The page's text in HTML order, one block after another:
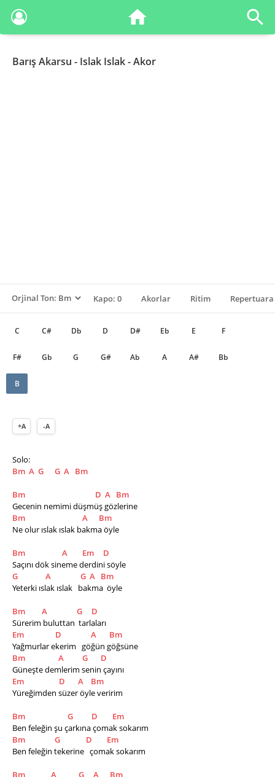
Barış Akarsu - Islak Islak - Akor
Kapo: 0 Akorlar Ritim Repertuara
C C# Db D D# Eb E F
F# Gb G G# Ab A A# Bb
B
+A -A
Solo:
Bm A G G A Bm
Bm D A Bm
Gecenin nemimi düşmüş gözlerine
Bm
A
Bm
Ne olur ıslak ıslak bakma öyle
Bm A Em
D
Saçını dök sineme derdini söyle
G
A G A Bm
Yeterki ıslak ıslak   bakma  öyle
Bm A G
D
Sürerim buluttan  tarlaları
Em
D A
Bm
Yağmurlar ekerim   göğün göğsüne
Bm
A G
D
Güneşte demlerim senin çayını
Em
D A
Bm
Yüreğimden süzer öyle veririm
Bm G D
Em
Ben feleğin şu çarkına çomak sokarım
Bm
G D
Em
Ben feleğin tekerine   çomak sokarım
Bm A G A
Bm